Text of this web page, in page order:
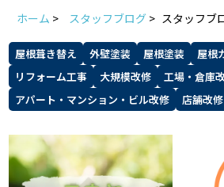
地域の事例がい
ヨネヤの施工
スタッフ紹介 よくあ
ホーム > スタッフブログ > スタッフブ
屋根葺き替え 外壁塗装 屋根塗装 屋根
リフォーム工事
大規模改修
工場・倉庫
アパート・マンション・ビル改修
店舗改修